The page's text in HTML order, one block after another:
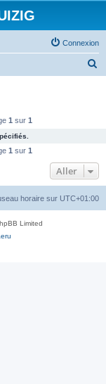
Connexion
c
e
1 sur 1
1 sur 1
Aller
horaire sur UTC+01:00
Limited